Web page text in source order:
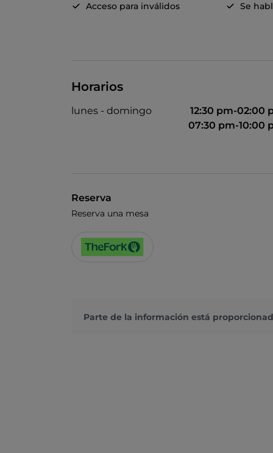
Acceso para inválidos Se
Horarios
lunes - domingo
12:30 pm-02:00
07:30 pm-10:00
Reserva
Reserva una mesa
Parte de la información está